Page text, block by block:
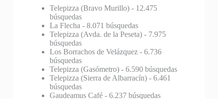
Telepizza (Bravo Murillo)- 12.475
búsquedas
La Flecha - 8.071 búsquedas
Telepizza (Avda. de la Peseta)- 7.975
búsquedas
Los Borrachos de Velázquez- 6.736
búsquedas
Telepizza (Gasómetro)- 6.590 búsquedas
Telepizza (Sierra de Albarracín)- 6.461
búsquedas
Gaudeamus Café- 6.237 búsquedas